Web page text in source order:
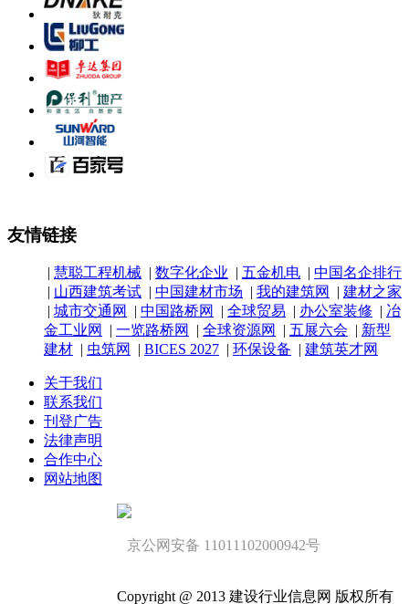
友情链接
| 慧聪工程机械 | 数字化企业 | 五金机电 | 中国名企排行
| 山西建筑考试 | 中国建材市场 | 我的建筑网 | 建材之家
| 城市交通网 | 中国路桥网 | 全球贸易 | 办公室装修 | 冶
金工业网
| 一览路桥网 | 全球资源网 | 五展六会 | 新型
建材 | 虫筑网 | BICES 2027 | 环保设备 | 建筑英才网
关于我们
联系我们
刊登广告
法律声明
合作中心
网站地图
京公网安备 11011102000942号
Copyright @ 2013 建设行业信息网 版权所有